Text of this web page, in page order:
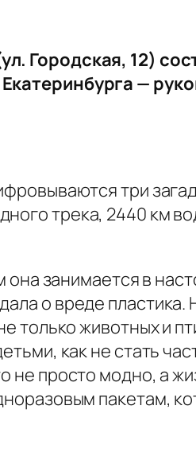
Городская, 12)
—
три
трека, 2440 км
она занимается в
о вреде
только животных и
как не стать
не просто модно, а
пакетам,